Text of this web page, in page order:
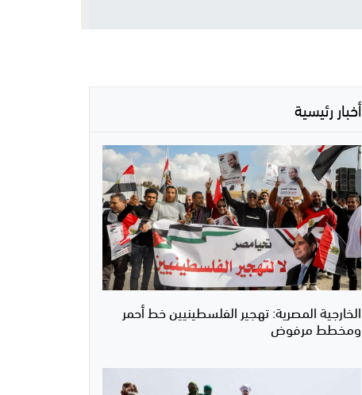
أخبار رئيسية
الخارجية المصرية: تهجير الفلسطينيين خط أحمر
ومخطط مرفوض